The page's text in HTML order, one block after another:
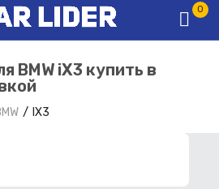
0
BMW iX3 купить в
IX3